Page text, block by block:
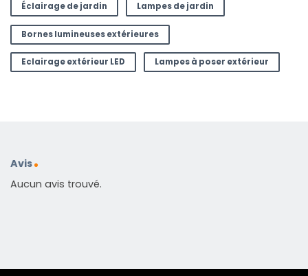
Éclairage de jardin Lampes de jardin
Bornes lumineuses extérieures
Eclairage extérieur LED Lampes à poser extérieur
Avis
Aucun avis trouvé.